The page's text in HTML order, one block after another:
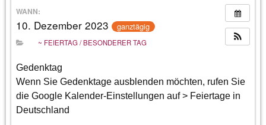
WANN:
10. Dezember 2023 ganztägig
~ FEIERTAG / BESONDERER TAG
Gedenktag
Wenn Sie Gedenktage ausblenden möchten, rufen Sie
die Google Kalender-Einstellungen auf > Feiertage in
Deutschland